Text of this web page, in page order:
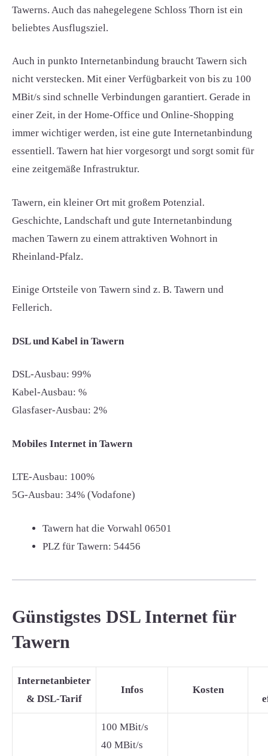
Tawerns. Auch das nahegelegene Schloss Thorn ist ein
beliebtes Ausflugsziel.
Auch in punkto Internetanbindung braucht Tawern sich
nicht verstecken. Mit einer Verfügbarkeit von bis zu 100
MBit/s sind schnelle Verbindungen garantiert. Gerade in
einer Zeit, in der Home-Office und Online-Shopping
immer wichtiger werden, ist eine gute Internetanbindung
essentiell. Tawern hat hier vorgesorgt und sorgt somit für
eine zeitgemäße Infrastruktur.
Tawern, ein kleiner Ort mit großem Potenzial.
Geschichte, Landschaft und gute Internetanbindung
machen Tawern zu einem attraktiven Wohnort in
Rheinland-Pfalz.
Einige Ortsteile von Tawern sind z. B. Tawern und
Fellerich.
DSL und Kabel in Tawern
DSL-Ausbau: 99%
Kabel-Ausbau: %
Glasfaser-Ausbau: 2%
Mobiles Internet in Tawern
LTE-Ausbau: 100%
5G-Ausbau: 34% (Vodafone)
Tawern hat die Vorwahl 06501
PLZ für Tawern: 54456
Günstigstes DSL Internet für
Tawern
Internetanbieter
& DSL-Tarif
Infos Kosten
100 MBit/s
40 MBit/s